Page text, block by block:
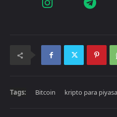
Tags: Bitcoin kripto para